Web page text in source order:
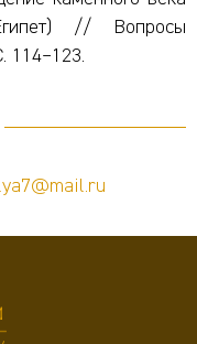
// Вопросы
114–123.